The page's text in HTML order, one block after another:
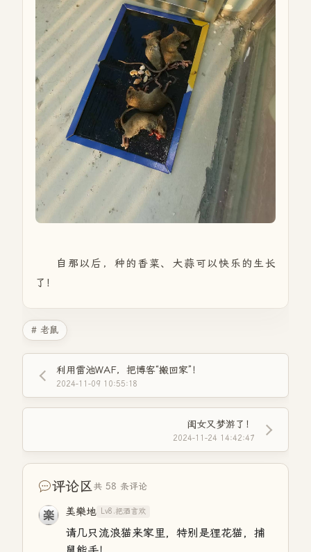
自那以后，种的香菜、大蒜可以快乐的生长
了！
# 老鼠
利用雷池WAF，把博客“搬回家”！
2024-11-09 10:55:18
闺女又梦游了！
2024-11-24 14:42:47
评论区共 58 条评论
美樂地 Lv8.把酒言欢
请几只流浪猫来家里，特别是狸花猫，捕